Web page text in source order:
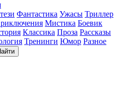
Фантастика Ужасы Триллер
Мистика Боевик
Классика Проза Рассказы
Тренинги Юмор Разное